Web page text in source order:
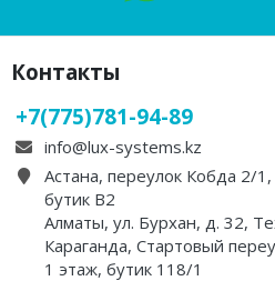
Контакты
+7(775)781-94-89
info@lux-systems.kz
Астана, переулок Кобда 2/
бутик B2
Алматы, ул. Бурхан, д. 32,
Караганда, Стартовый
1 этаж, бутик 118/1